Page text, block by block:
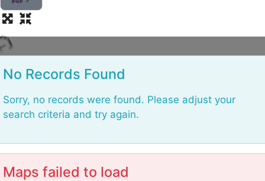
No Records Found
Sorry, no records were found. Please adjust your
search criteria and try again.
Maps failed to load